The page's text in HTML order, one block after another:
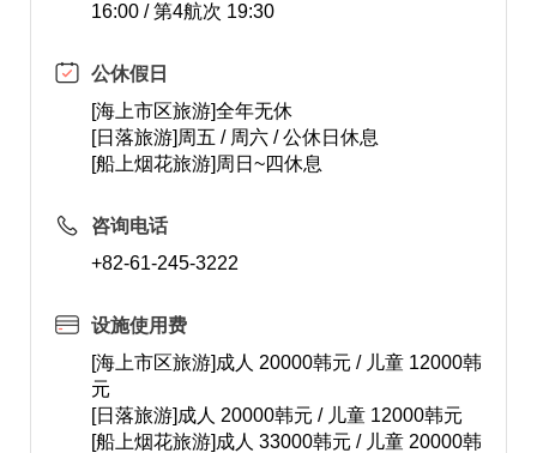
16:00 / 第4航次 19:30
公休假日
[海上市区旅游]全年无休
[日落旅游]周五 / 周六 / 公休日休息
[船上烟花旅游]周日~四休息
咨询电话
+82-61-245-3222
设施使用费
[海上市区旅游]成人 20000韩元 / 儿童 12000韩
元
[日落旅游]成人 20000韩元 / 儿童 12000韩元
[船上烟花旅游]成人 33000韩元 / 儿童 20000韩